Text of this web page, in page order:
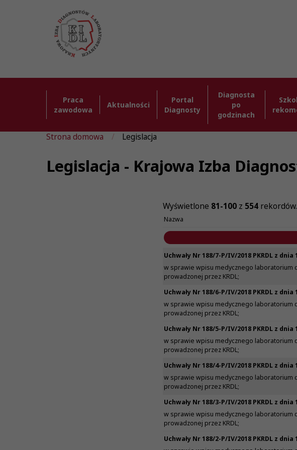
Praca
zawodowa
Aktualności
Portal
Diagnosty
Diagnosta
po
godzinach
Strona domowa Legislacja
Legislacja - Krajowa Izba
Wyświetlone 81-100z 554rekordów.
Nazwa
Uchwały Nr 188/7-P/IV/2018 PKRDL z
w sprawie wpisu medycznego
prowadzonej przez KRDL;
Uchwały Nr 188/6-P/IV/2018 PKRDL z
w sprawie wpisu medycznego
prowadzonej przez KRDL;
Uchwały Nr 188/5-P/IV/2018 PKRDL z
w sprawie wpisu medycznego
prowadzonej przez KRDL;
Uchwały Nr 188/4-P/IV/2018 PKRDL z
w sprawie wpisu medycznego
prowadzonej przez KRDL;
Uchwały Nr 188/3-P/IV/2018 PKRDL z
w sprawie wpisu medycznego
prowadzonej przez KRDL;
Uchwały Nr 188/2-P/IV/2018 PKRDL z